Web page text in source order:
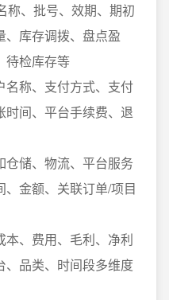
称、批号、效期、期初
、库存调拨、盘点盈
待检库存等
名称、支付方式、支付
间、平台手续费、退
仓储、物流、平台服务
金额、关联订单/项目
、费用、毛利、净利
、品类、时间段多维度